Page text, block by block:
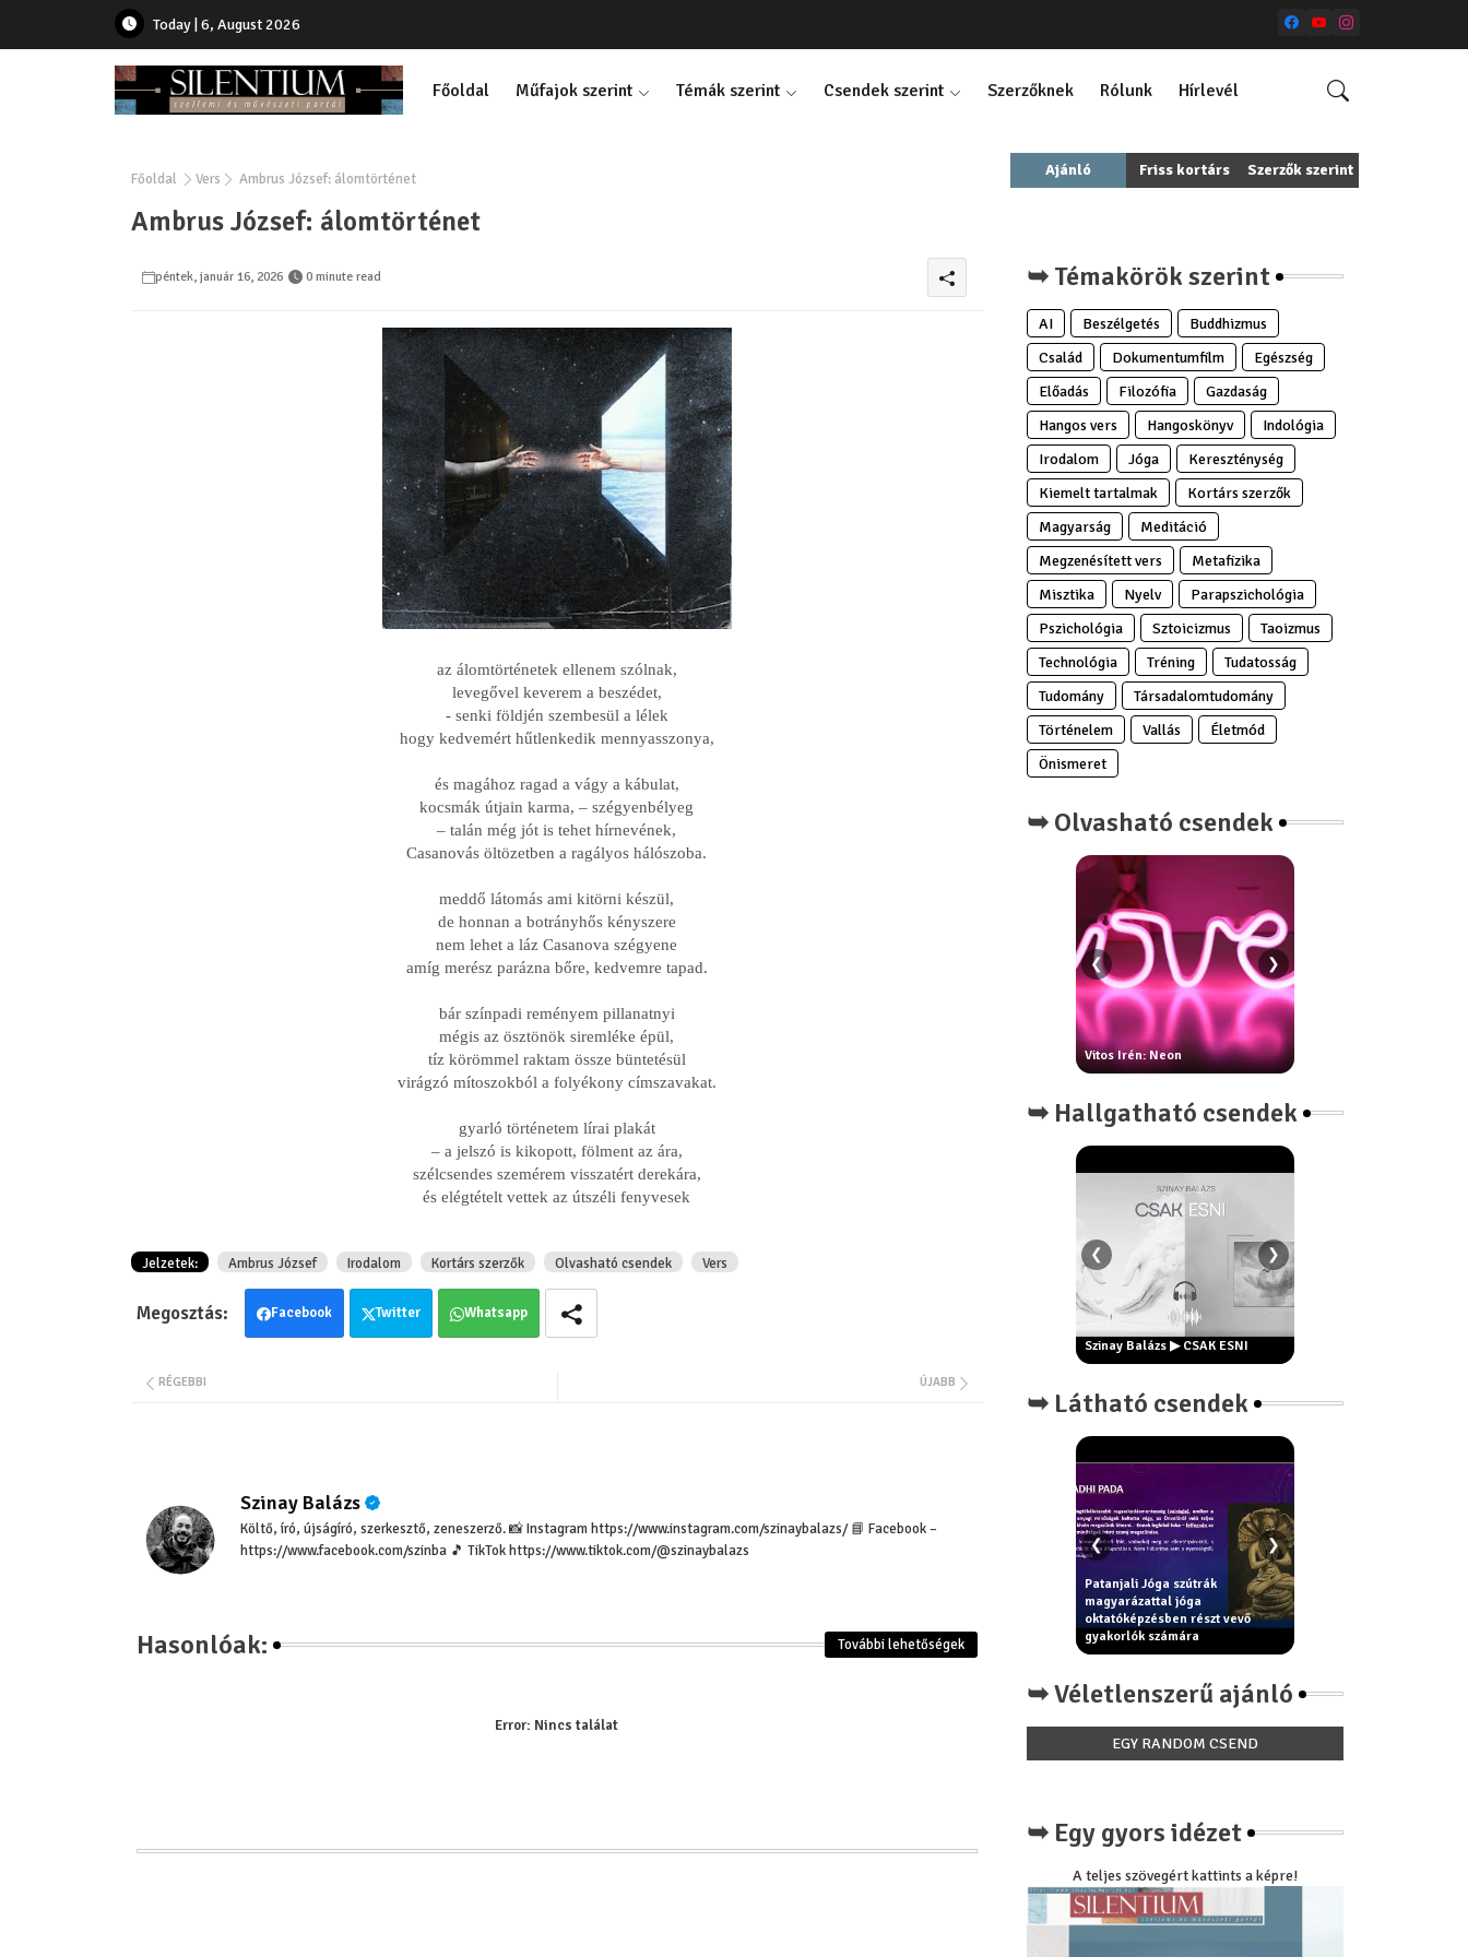
Today | 6, August 2026
Főoldal Műfajok szerint Témák szerint Csendek szerint Szerzőknek Rólunk Hírlevél
Főoldal Vers Ambrus József: álomtörténet
Ambrus József: álomtörténet
péntek, január 16, 2026 0 minute read
az álomtörténetek ellenem szólnak,
levegővel keverem a beszédet,
- senki földjén szembesül a lélek
hogy kedvemért hűtlenkedik mennyasszonya,
és magához ragad a vágy a kábulat,
kocsmák útjain karma, – szégyenbélyeg
– talán még jót is tehet hírnevének,
Casanovás öltözetben a ragályos hálószoba.
meddő látomás ami kitörni készül,
de honnan a botrányhős kényszere
nem lehet a láz Casanova szégyene
amíg merész parázna bőre, kedvemre tapad.
bár színpadi reményem pillanatnyi
mégis az ösztönök siremléke épül,
tíz körömmel raktam össze büntetésül
virágzó mítoszokból a folyékony címszavakat.
gyarló történetem lírai plakát
– a jelszó is kikopott, fölment az ára,
szélcsendes szemérem visszatért derekára,
és elégtételt vettek az útszéli fenyvesek
Jelzetek: Ambrus József Irodalom Kortárs szerzők Olvasható csendek Vers
Facebook Twitter Whatsapp
ÚJABB
RÉGEBBI
Szinay Balázs
Költő, író, újságíró, szerkesztő, zeneszerző. 📸 Instagram https://www.instagram.com/szinaybalazs/ 📘 Facebook –
https://www.facebook.com/szinba 🎵 TikTok https://www.tiktok.com/@szinaybalazs
Hasonlóak: További lehetőségek
Error: Nincs találat
Ajánló Friss kortárs Szerzők szerint
➥ Témakörök szerint
AI Beszélgetés
Buddhizmus
Család
Dokumentumfilm
Egészség
Előadás
Filozófia
Gazdaság
Hangos vers
Hangoskönyv
Indológia
Irodalom
Jóga
Kereszténység
Kiemelt tartalmak
Kortárs szerzők
Magyarság
Meditáció
Megzenésített vers
Metafizika
Misztika
Nyelv
Parapszichológia
Pszichológia
Sztoicizmus
Taoizmus
Technológia
Tréning
Tudatosság
Tudomány
Társadalomtudomány
Történelem
Vallás
Életmód
Önismeret
➥ Olvasható csendek
Vitos Irén: Neon
❮ ❯
➥ Hallgatható csendek
Szinay Balázs ▶ CSAK ESNI
❮ ❯
➥ Látható csendek
önmegvalósítást - jóga filozófia
Patanjali Jóga szútrák
magyarázattal jóga
oktatóképzésben részt vevő
gyakorlók számára
❮ ❯
➥ Véletlenszerű ajánló
EGY RANDOM CSEND
➥ Egy gyors idézet
A teljes szövegért kattints a képre!